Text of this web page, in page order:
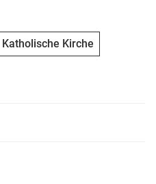
Katholische Kirche